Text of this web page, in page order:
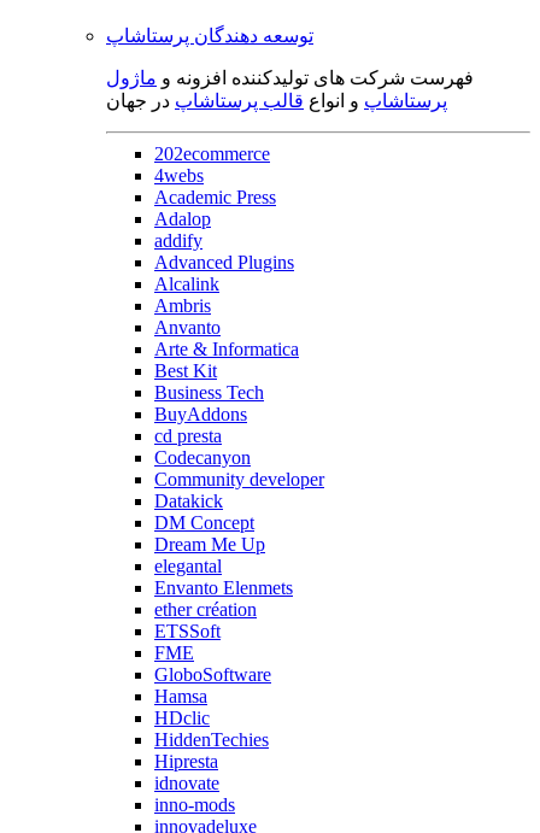
توسعه دهندگان پرستاشاپ
فهرست شرکت های تولیدکننده افزونه و ماژول
پرستاشاپ و انواع قالب پرستاشاپ در جهان
202ecommerce
4webs
Academic Press
Adalop
addify
Advanced Plugins
Alcalink
Ambris
Anvanto
Arte & Informatica
Best Kit
Business Tech
BuyAddons
cd presta
Codecanyon
Community developer
Datakick
DM Concept
Dream Me Up
elegantal
Envanto Elenmets
ether création
ETSSoft
FME
GloboSoftware
Hamsa
HDclic
HiddenTechies
Hipresta
idnovate
inno-mods
innovadeluxe